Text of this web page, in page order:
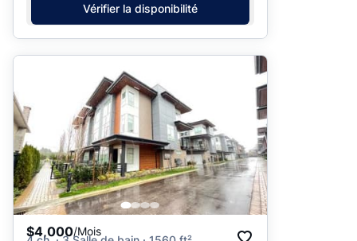
Vérifier la disponibilité
$4,000/Mois